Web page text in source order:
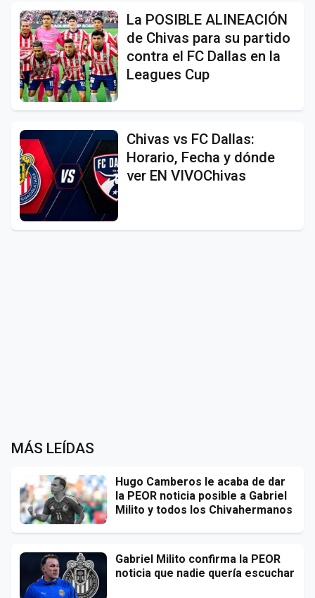
La POSIBLE ALINEACIÓN
de Chivas para su partido
contra el FC Dallas en la
Leagues Cup
Chivas vs FC Dallas:
Horario, Fecha y dónde
ver EN VIVOChivas
MÁS LEÍDAS
Hugo Camberos le acaba de dar
la PEOR noticia posible a Gabriel
Milito y todos los Chivahermanos
Gabriel Milito confirma la PEOR
noticia que nadie quería escuchar